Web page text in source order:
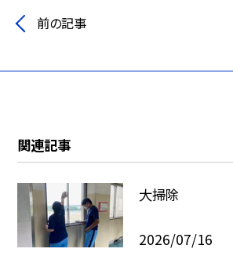
前の記事
関連記事
大掃除
2026/07/16